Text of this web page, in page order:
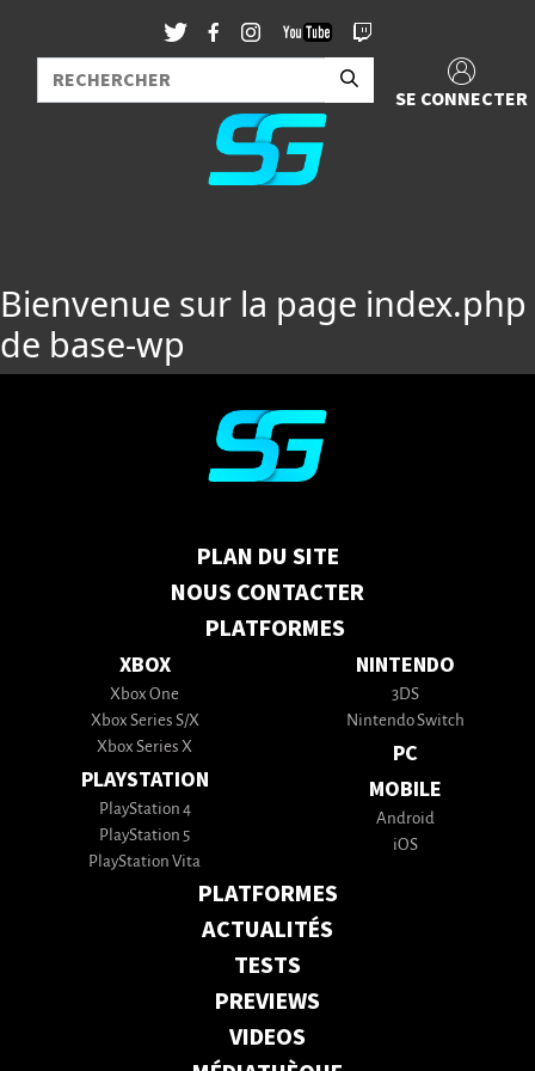
SE CONNECTER
Bienvenue sur la page index.php
de base-wp
PLAN DU SITE
NOUS CONTACTER
PLATFORMES
XBOX
Xbox One
Xbox Series S/X
Xbox Series X
PLAYSTATION
PlayStation 4
PlayStation 5
PlayStation Vita
NINTENDO
3DS
Nintendo Switch
PC
MOBILE
Android
iOS
PLATFORMES
ACTUALITÉS
TESTS
PREVIEWS
VIDEOS